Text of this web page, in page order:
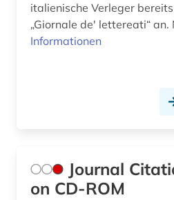
italienische Verleger
„Giornale de' lettereati“ an.
Informationen
Journal
on CD-ROM